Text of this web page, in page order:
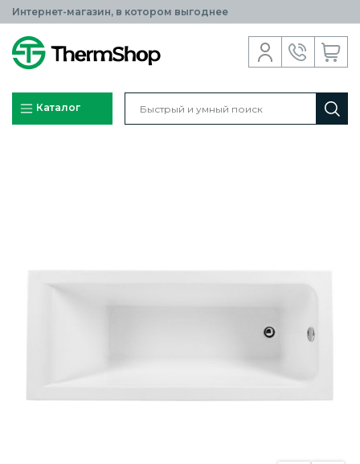
Интернет-магазин, в котором выгоднее
Каталог